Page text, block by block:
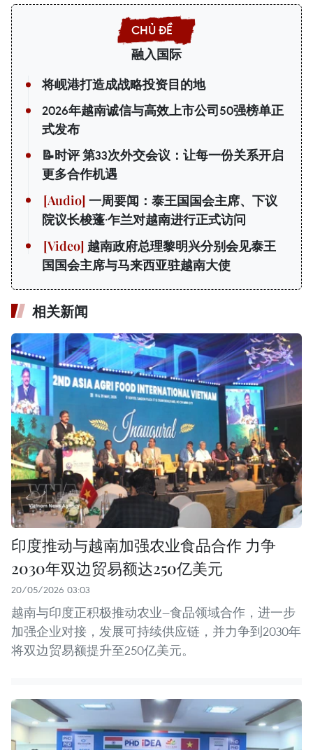
融入国际
将岘港打造成战略投资目的地
2026年越南诚信与高效上市公司50强榜单正
式发布
📝时评 第33次外交会议：让每一份关系开启
更多合作机遇
一周要闻：泰王国国会主席、下议
院议长梭蓬·乍兰对越南进行正式访问
越南政府总理黎明兴分别会见泰王
国国会主席与马来西亚驻越南大使
相关新闻
印度推动与越南加强农业食品合作 力争
2030年双边贸易额达250亿美元
20/05/2026 03:03
越南与印度正积极推动农业—食品领域合作，进一步
加强企业对接，发展可持续供应链，并力争到2030年
将双边贸易额提升至250亿美元。